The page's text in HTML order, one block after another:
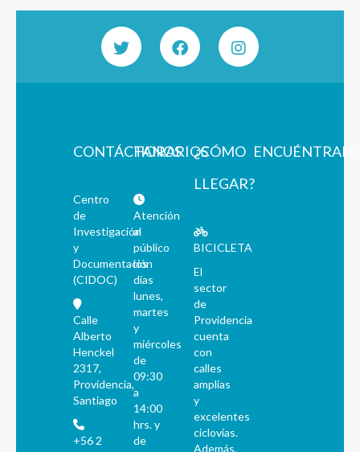
CONTÁCTANOS
Centro
de
Investigación
y
Documentación
(CIDOC)
Calle
Alberto
Henckel
2317,
Providencia,
Santiago
+56 2
HORARIOS
Atención
al
público
los
días
lunes,
martes
y
miércoles
de
09:30
a
14:00
hrs. y
de
¿CÓMO
LLEGAR?
BICICLETA
El
sector
de
Providencia
cuenta
con
calles
amplias
y
excelentes
ciclovías.
Además,